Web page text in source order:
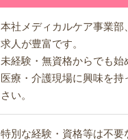
本社メディカルケア事業
求人が豊富です。
未経験・無資格からでも
医療・介護現場に興味を
さい。
特別な経験・資格等は不要